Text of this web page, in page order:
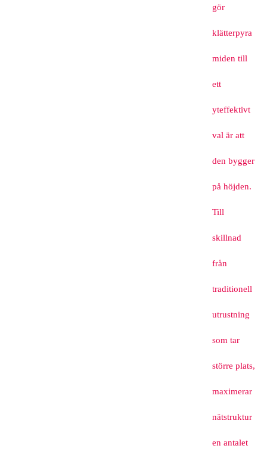
gör
klätterpyra
miden till
ett
yteffektivt
val är att
den bygger
på höjden.
Till
skillnad
från
traditionell
utrustning
som tar
större plats,
maximerar
nätstruktur
en antalet